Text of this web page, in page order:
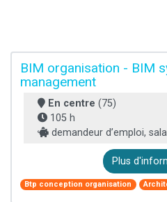
BIM organisation - BIM
management
En centre (75)
105 h
demandeur d’emploi,
Plus
Btp conception organisation